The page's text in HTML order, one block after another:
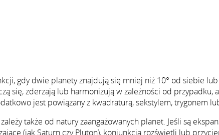
gdy dwie planety znajdują się mniej niż 10° od siebie
się, zderzają lub harmonizują w zależności od
jest powiązany z kwadraturą, sekstylem, trygonem
także od natury zaangażowanych planet. Jeśli są
(jak Saturn czy Pluton), koniunkcja rozświetli lub